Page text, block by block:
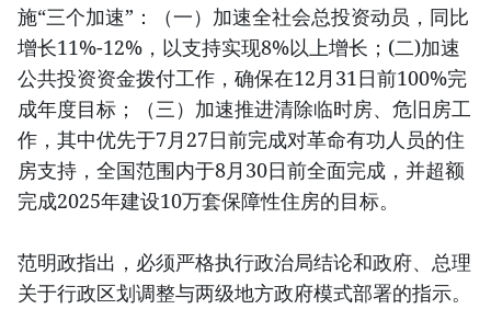
施“三个加速”：（一）加速全社会总投资动员，同比
增长11%-12%，以支持实现8%以上增长；(二)加速
公共投资资金拨付工作，确保在12月31日前100%完
成年度目标；（三）加速推进清除临时房、危旧房工
作，其中优先于7月27日前完成对革命有功人员的住
房支持，全国范围内于8月30日前全面完成，并超额
完成2025年建设10万套保障性住房的目标。
范明政指出，必须严格执行政治局结论和政府、总理
关于行政区划调整与两级地方政府模式部署的指示。